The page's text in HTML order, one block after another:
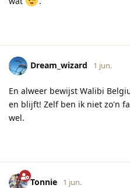
Dream_wizard 1 jun.
En alweer bewijst Walibi
en blijft! Zelf ben ik niet zo'n
wel.
Tonnie 1 jun.